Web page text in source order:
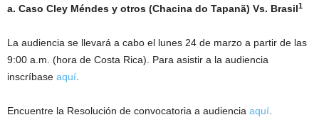
a. Caso Cley Méndes y otros (Chacina do Tapanã) Vs. Brasil1
La audiencia se llevará a cabo el lunes 24 de marzo a partir de las
9:00 a.m. (hora de Costa Rica). Para asistir a la audiencia
inscríbase aquí
Encuentre la Resolución de convocatoria a audiencia aquí